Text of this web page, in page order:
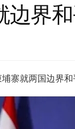
边界
寨就两国边界